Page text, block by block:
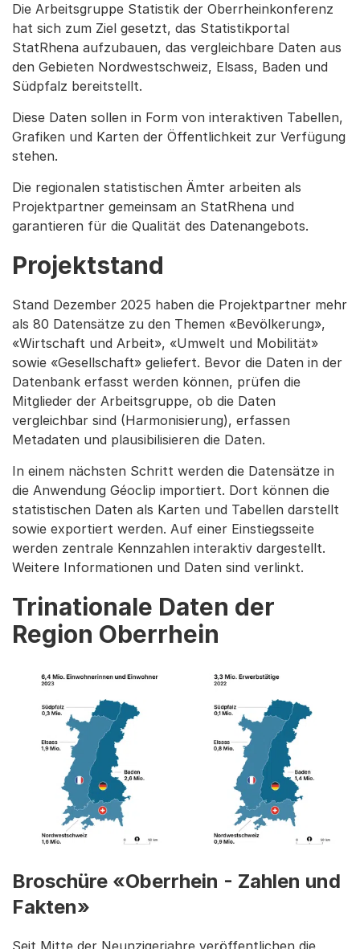
Die Arbeitsgruppe Statistik der Oberrheinkonferenz
hat sich zum Ziel gesetzt, das Statistikportal
StatRhena aufzubauen, das vergleichbare Daten aus
den Gebieten Nordwestschweiz, Elsass, Baden und
Südpfalz bereitstellt.
Diese Daten sollen in Form von interaktiven Tabellen,
Grafiken und Karten der Öffentlichkeit zur Verfügung
stehen.
Die regionalen statistischen Ämter arbeiten als
Projektpartner gemeinsam an StatRhena und
garantieren für die Qualität des Datenangebots.
Projektstand
Stand Dezember 2025 haben die Projektpartner mehr
als 80 Datensätze zu den Themen «Bevölkerung»,
«Wirtschaft und Arbeit», «Umwelt und Mobilität»
sowie «Gesellschaft» geliefert. Bevor die Daten in der
Datenbank erfasst werden können, prüfen die
Mitglieder der Arbeitsgruppe, ob die Daten
vergleichbar sind (Harmonisierung), erfassen
Metadaten und plausibilisieren die Daten.
In einem nächsten Schritt werden die Datensätze in
die Anwendung Géoclip importiert. Dort können die
statistischen Daten als Karten und Tabellen darstellt
sowie exportiert werden. Auf einer Einstiegsseite
werden zentrale Kennzahlen interaktiv dargestellt.
Weitere Informationen und Daten sind verlinkt.
Trinationale Daten der
Region Oberrhein
Broschüre «Oberrhein - Zahlen und
Fakten»
Seit Mitte der Neunzigerjahre veröffentlichen die